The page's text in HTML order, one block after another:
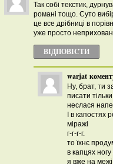
Так собі текстик,
романі тощо. Суто
це все дрібниці в
уже просто
ВІДПОВІCТИ
warjat
Ну, брат, ти
писати
неслася
І в капостях
міражі
г-г-г-г.
то їхнє
в капцях
я вже на